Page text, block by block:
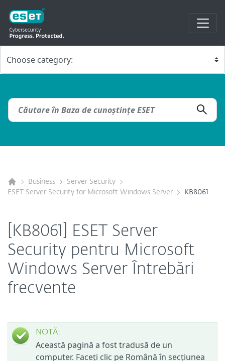
Business
Server Security
ESET Server Security for Microsoft Windows Server
KB8061
[KB8061] ESET Server
Security pentru Microsoft
Windows Server Întrebări
frecvente
NOTĂ:
Această pagină a fost tradusă de un
computer. Faceți clic pe Română în secțiunea